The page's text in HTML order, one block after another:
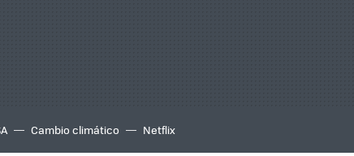
Cambio climático Netflix